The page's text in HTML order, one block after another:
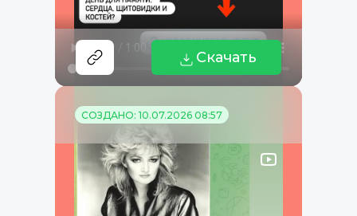
Скачать
СОЗДАНО: 10.07.2026 08:57